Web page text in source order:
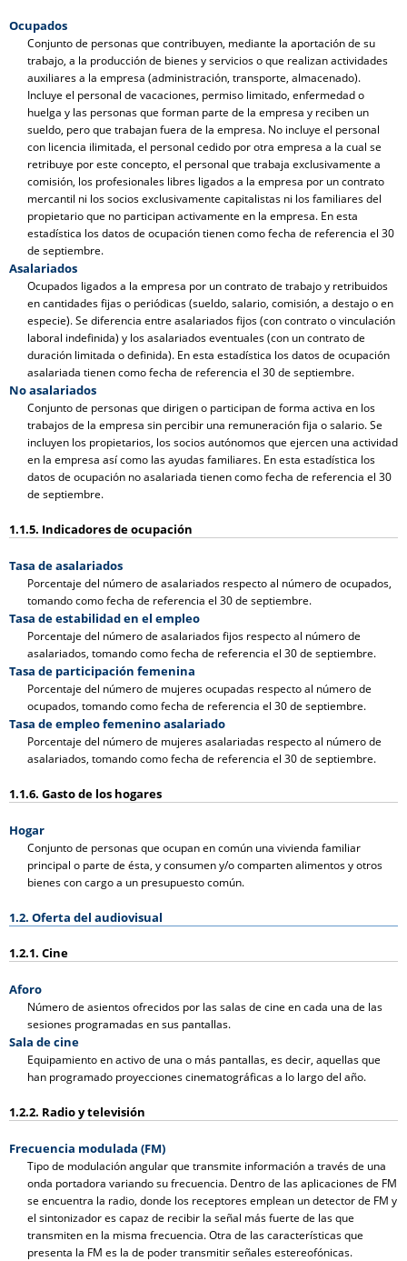
Ocupados
Conjunto de personas que contribuyen, mediante la aportación de su
trabajo, a la producción de bienes y servicios o que realizan actividades
auxiliares a la empresa (administración, transporte, almacenado).
Incluye el personal de vacaciones, permiso limitado, enfermedad o
huelga y las personas que forman parte de la empresa y reciben un
sueldo, pero que trabajan fuera de la empresa. No incluye el personal
con licencia ilimitada, el personal cedido por otra empresa a la cual se
retribuye por este concepto, el personal que trabaja exclusivamente a
comisión, los profesionales libres ligados a la empresa por un contrato
mercantil ni los socios exclusivamente capitalistas ni los familiares del
propietario que no participan activamente en la empresa. En esta
estadística los datos de ocupación tienen como fecha de referencia el 30
de septiembre.
Asalariados
Ocupados ligados a la empresa por un contrato de trabajo y retribuidos
en cantidades fijas o periódicas (sueldo, salario, comisión, a destajo o en
especie). Se diferencia entre asalariados fijos (con contrato o vinculación
laboral indefinida) y los asalariados eventuales (con un contrato de
duración limitada o definida). En esta estadística los datos de ocupación
asalariada tienen como fecha de referencia el 30 de septiembre.
No asalariados
Conjunto de personas que dirigen o participan de forma activa en los
trabajos de la empresa sin percibir una remuneración fija o salario. Se
incluyen los propietarios, los socios autónomos que ejercen una actividad
en la empresa así como las ayudas familiares. En esta estadística los
datos de ocupación no asalariada tienen como fecha de referencia el 30
de septiembre.
1.1.5. Indicadores de ocupación
Tasa de asalariados
Porcentaje del número de asalariados respecto al número de ocupados,
tomando como fecha de referencia el 30 de septiembre.
Tasa de estabilidad en el empleo
Porcentaje del número de asalariados fijos respecto al número de
asalariados, tomando como fecha de referencia el 30 de septiembre.
Tasa de participación femenina
Porcentaje del número de mujeres ocupadas respecto al número de
ocupados, tomando como fecha de referencia el 30 de septiembre.
Tasa de empleo femenino asalariado
Porcentaje del número de mujeres asalariadas respecto al número de
asalariados, tomando como fecha de referencia el 30 de septiembre.
1.1.6. Gasto de los hogares
Hogar
Conjunto de personas que ocupan en común una vivienda familiar
principal o parte de ésta, y consumen y/o comparten alimentos y otros
bienes con cargo a un presupuesto común.
1.2. Oferta del audiovisual
1.2.1. Cine
Aforo
Número de asientos ofrecidos por las salas de cine en cada una de las
sesiones programadas en sus pantallas.
Sala de cine
Equipamiento en activo de una o más pantallas, es decir, aquellas que
han programado proyecciones cinematográficas a lo largo del año.
1.2.2. Radio y televisión
Frecuencia modulada (FM)
Tipo de modulación angular que transmite información a través de una
onda portadora variando su frecuencia. Dentro de las aplicaciones de FM
se encuentra la radio, donde los receptores emplean un detector de FM y
el sintonizador es capaz de recibir la señal más fuerte de las que
transmiten en la misma frecuencia. Otra de las características que
presenta la FM es la de poder transmitir señales estereofónicas.